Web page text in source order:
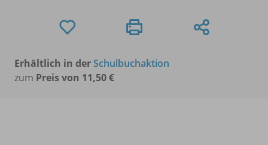
Erhältlich in derSchulbuchaktion
zum Preis von 11,50 €